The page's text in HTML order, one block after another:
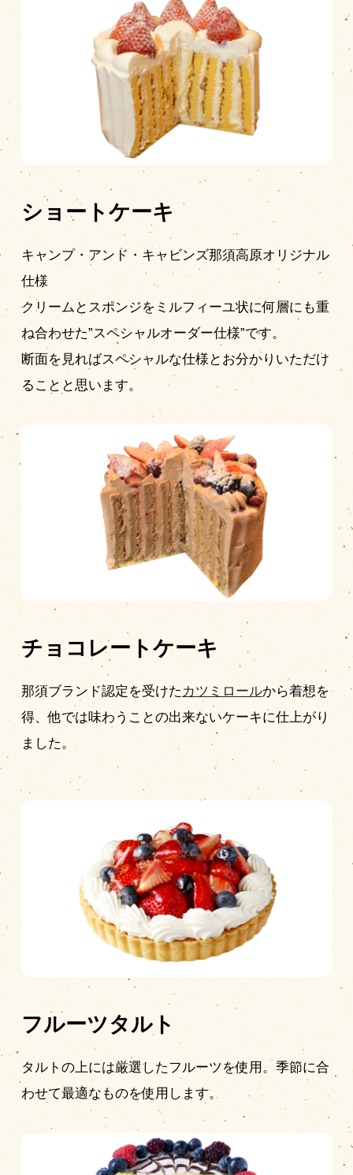
ショートケーキ
キャンプ・アンド・キャビンズ那須高原オリジナル
仕様
クリームとスポンジをミルフィーユ状に何層にも重
ね合わせた”スペシャルオーダー仕様”です。
断面を見ればスペシャルな仕様とお分かりいただけ
ることと思います。
チョコレートケーキ
那須ブランド認定を受けた カツミロールから着想を
得、他では味わうことの出来ないケーキに仕上がり
ました。
フルーツタルト
タルトの上には厳選したフルーツを使用。季節に合
わせて最適なものを使用します。